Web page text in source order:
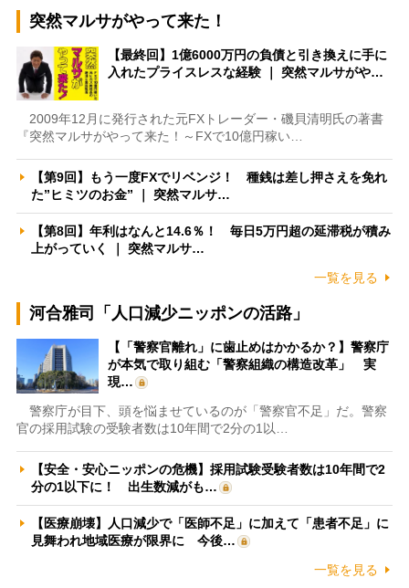
突然マルサがやって来た！
【最終回】1億6000万円の負債と引き換えに手に
入れたプライスレスな経験 ｜ 突然マルサがや…
2009年12月に発行された元FXトレーダー・磯貝清明氏の著書
『突然マルサがやって来た！～FXで10億円稼い…
【第9回】もう一度FXでリベンジ！ 種銭は差し押さえを免れ
た”ヒミツのお金” ｜ 突然マルサ…
【第8回】年利はなんと14.6％！ 毎日5万円超の延滞税が積み
上がっていく ｜ 突然マルサ…
一覧を見る
河合雅司「人口減少ニッポンの活路」
【「警察官離れ」に歯止めはかかるか？】警察庁
が本気で取り組む「警察組織の構造改革」 実
現…
警察庁が目下、頭を悩ませているのが「警察官不足」だ。警察
官の採用試験の受験者数は10年間で2分の1以…
【安全・安心ニッポンの危機】採用試験受験者数は10年間で2
分の1以下に！ 出生数減がも…
【医療崩壊】人口減少で「医師不足」に加えて「患者不足」に
見舞われ地域医療が限界に 今後…
一覧を見る